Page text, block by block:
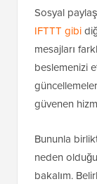
Sosyal
IFTTT gibi
mesajları
beslemenizi
güvenen
Bununla
neden
bakalım.